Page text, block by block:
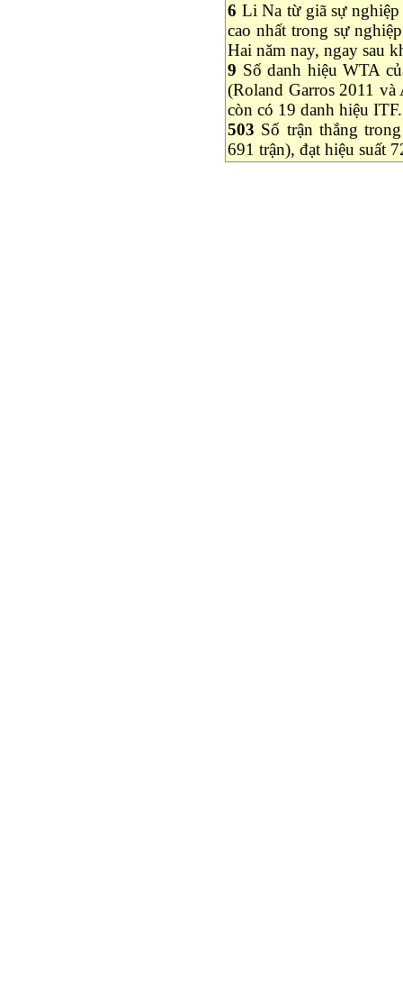
6 Li Na từ giã sự
cao nhất trong sự
Hai năm nay, ngay sau
9 Số danh hiệu WTA
(Roland Garros 2011
còn có 19 danh hiệu ITF.
503 Số trận thắng
691 trận), đạt hiệu suất